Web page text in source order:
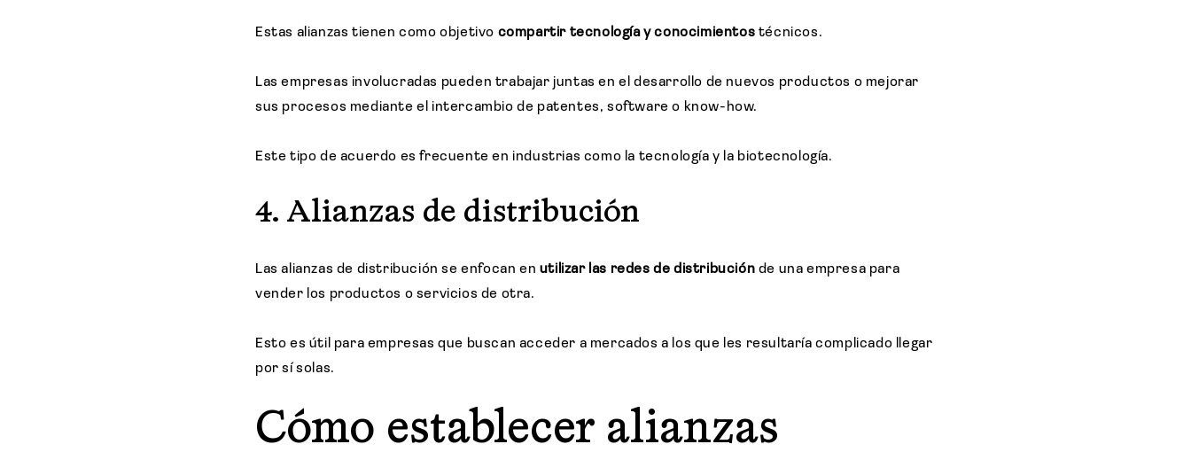
Estas alianzas tienen como objetivo compartir tecnología y conocimientos técnicos.
Las empresas involucradas pueden trabajar juntas en el desarrollo de nuevos productos o mejorar
sus procesos mediante el intercambio de patentes, software o know-how.
Este tipo de acuerdo es frecuente en industrias como la tecnología y la biotecnología.
4. Alianzas de distribución
Las alianzas de distribución se enfocan en utilizar las redes de distribución de una empresa para
vender los productos o servicios de otra.
Esto es útil para empresas que buscan acceder a mercados a los que les resultaría complicado llegar
por sí solas.
Cómo establecer alianzas